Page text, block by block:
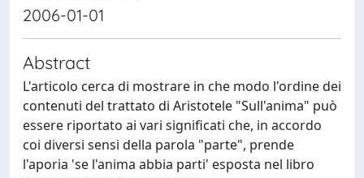
2006-01-01
Abstract
L'articolo cerca di mostrare in che modo l'ordine dei
contenuti del trattato di Aristotele "Sull'anima" può
essere riportato ai vari significati che, in accordo
coi diversi sensi della parola "parte", prende
l'aporia 'se l'anima abbia parti' esposta nel libro